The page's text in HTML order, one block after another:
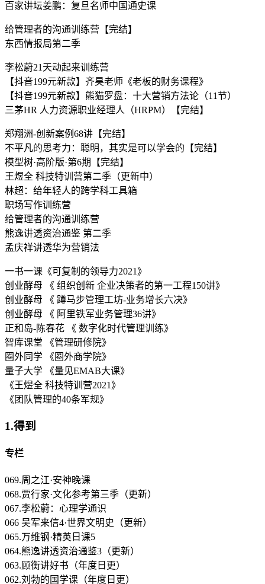
百家讲坛姜鹏：复旦名师中国通史课
给管理者的沟通训练营【完结】
东西情报局第二季
李松蔚21天动起来训练营
【抖音199元新款】齐昊老师《老板的财务课程》
【抖音199元新款】熊猫罗盘：十大营销方法论（11节）
三茅HR 人力资源职业经理人（HRPM）【完结】
郑翔洲-创新案例68讲【完结】
不平凡的思考力：聪明，其实是可以学会的【完结】
模型树·高阶版·第6期【完结】
王煜全 科技特训营第二季（更新中）
林超：给年轻人的跨学科工具箱
职场写作训练营
给管理者的沟通训练营
熊逸讲透资治通鉴 第二季
孟庆祥讲透华为营销法
一书一课《可复制的领导力2021》
创业酵母 《 组织创新 企业决策者的第一工程150讲》
创业酵母 《 蹲马步管理工坊-业务增长六决》
创业酵母 《 阿里铁军业务管理36讲》
正和岛-陈春花 《 数字化时代管理训练》
智库课堂 《管理研修院》
圈外同学 《圈外商学院》
量子大学 《量见EMAB大课》
《王煜全 科技特训营2021》
《团队管理的40条军规》
1.得到
专栏
069.周之江·安神晚课
068.贾行家·文化参考第三季（更新）
067.李松蔚：心理学通识
066 吴军来信4·世界文明史（更新）
065.万维钢·精英日课5
064.熊逸讲透资治通鉴3（更新）
063.顾衡讲好书（年度日更）
062.刘勃的国学课（年度日更）